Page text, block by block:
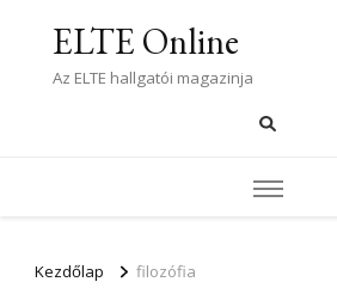
ELTE Online
Az ELTE hallgatói magazinja
Kezdőlap filozófia